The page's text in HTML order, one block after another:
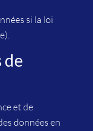
si la loi
de
et de
données en